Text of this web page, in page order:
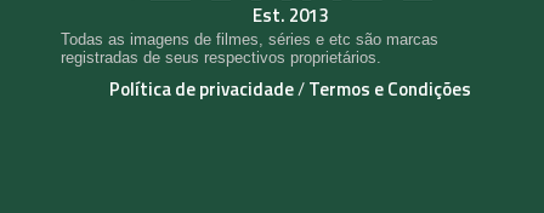
Est. 2013
Todas as imagens de filmes, séries e etc são marcas
registradas de seus respectivos proprietários.
Política de privacidade/Termos e Condições